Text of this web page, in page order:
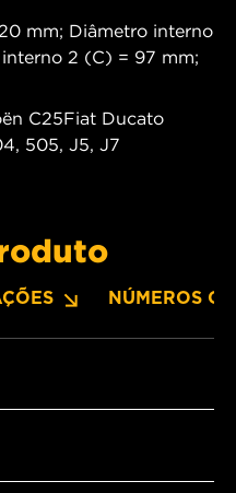
mm; Diâmetro interno
2 (C) = 97 mm;
C25Fiat Ducato
505, J5, J7
NÚMEROS OE